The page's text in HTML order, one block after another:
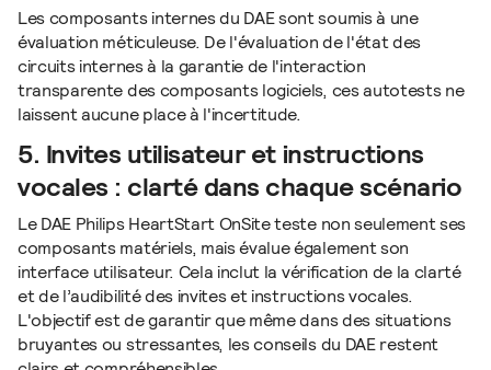
Les composants internes du DAE sont soumis à une
évaluation méticuleuse. De l'évaluation de l'état des
circuits internes à la garantie de l'interaction
transparente des composants logiciels, ces autotests ne
laissent aucune place à l'incertitude.
5. Invites utilisateur et instructions
vocales : clarté dans chaque scénario
Le DAE Philips HeartStart OnSite teste non seulement ses
composants matériels, mais évalue également son
interface utilisateur. Cela inclut la vérification de la clarté
et de l’audibilité des invites et instructions vocales.
L'objectif est de garantir que même dans des situations
bruyantes ou stressantes, les conseils du DAE restent